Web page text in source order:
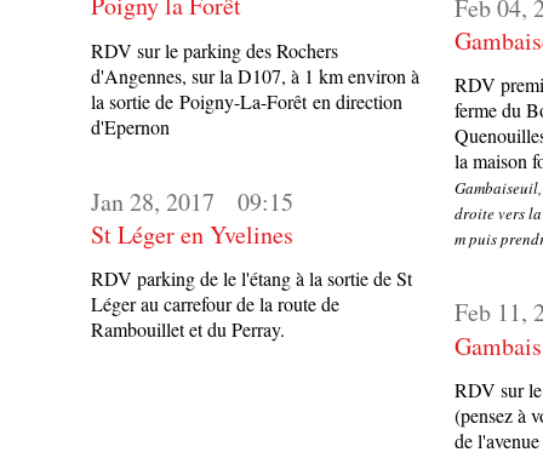
RDV sur le parking des Rochers
d'Angennes, sur la D107, à 1 km environ à
la sortie de Poigny-La-Forêt en direction
d'Epernon
Jan 28, 2017
09:15
St Léger en Yvelines
RDV parking de le l'étang à la sortie de St
Léger au carrefour de la route de
Rambouillet et du Perray.
Feb 04,
RDV
ferme du
la maison
droite vers
m puis
Feb 11,
Gambais
RDV sur
(pensez à
de